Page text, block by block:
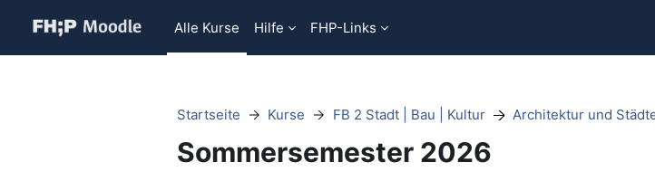
Alle Kurse
Hilfe FHP-Links
Startseite Kurse FB 2 Stadt | Bau | Kultur Architektur und
Sommersemester 2026